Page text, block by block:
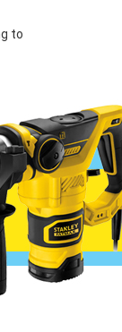
triệu VNĐ (9)
to